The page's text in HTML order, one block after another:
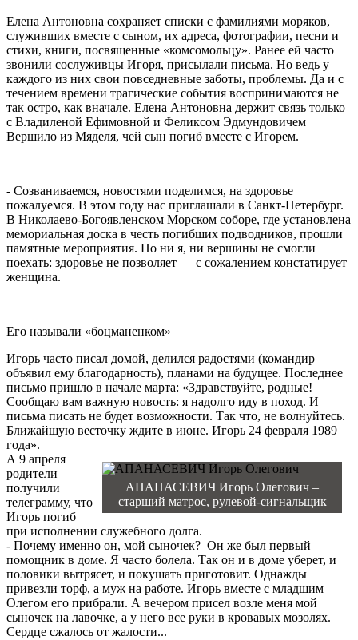
Елена Антоновна сохраняет списки с фамилиями моряков,
служивших вместе с сыном, их адреса, фотографии, песни и
стихи, книги, посвященные «комсомольцу». Ранее ей часто
звонили сослуживцы Игоря, присылали письма. Но ведь у
каждого из них свои повседневные заботы, проблемы. Да и с
течением времени трагические события воспринимаются не
так остро, как вначале. Елена Антоновна держит связь только
с Владиленой Ефимовной и Феликсом Эдмундовичем
Вершило из Мяделя, чей сын погиб вместе с Игорем.
- Созваниваемся, новостями поделимся, на здоровье
пожалуемся. В этом году нас приглашали в Санкт-Петербург.
В Николаево-Богоявленском Морском соборе, где установлена
мемориальная доска в честь погибших подводников, прошли
памятные мероприятия. Но ни я, ни вершины не смогли
поехать: здоровье не позволяет — с сожалением констатирует
женщина.
Его называли «боцманенком»
Игорь часто писал домой, делился радостями (командир
объявил ему благодарность), планами на будущее. Последнее
письмо пришло в начале марта: «Здравствуйте, родные!
Сообщаю вам важную новость: я надолго иду в поход. И
письма писать не будет возможности. Так что, не волнуйтесь.
Ближайшую весточку ждите в июне. Игорь 24 февраля 1989
года».
АПАНАСЕВИЧ Игорь Олегович –
старший матрос, рулевой-сигнальщик
А 9 апреля
родители
получили
телеграмму, что
Игорь погиб
при исполнении служебного долга.
- Почему именно он, мой сыночек? Он же был первый
помощник в доме. Я часто болела. Так он и в доме уберет, и
половики вытрясет, и покушать приготовит. Однажды
привезли торф, а муж на работе. Игорь вместе с младшим
Олегом его прибрали. А вечером присел возле меня мой
сыночек на лавочке, а у него все руки в кровавых мозолях.
Сердце сжалось от жалости...